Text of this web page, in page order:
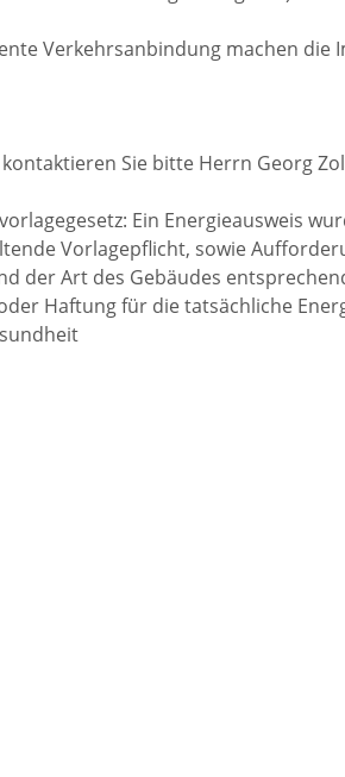
Verkehrsanbindung machen
Sie bitte Herrn Georg
Ein Energieausweis
Vorlagepflicht, sowie
der Art des Gebäudes
Haftung für die tatsächliche